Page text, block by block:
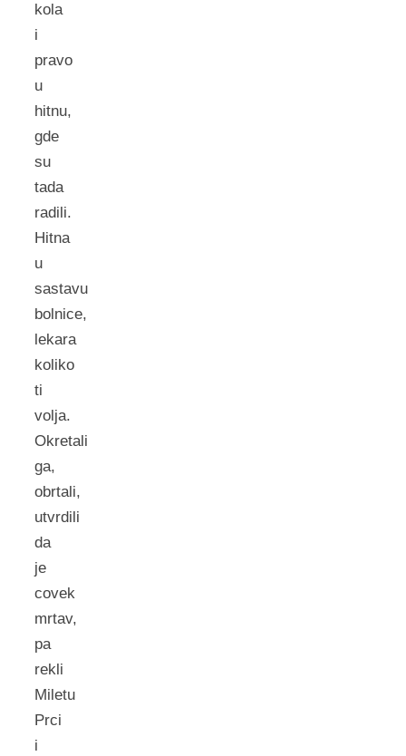
kola
i
pravo
u
hitnu,
gde
su
tada
radili.
Hitna
u
sastavu
bolnice,
lekara
koliko
ti
volja.
Okretali
ga,
obrtali,
utvrdili
da
je
covek
mrtav,
pa
rekli
Miletu
Prci
i